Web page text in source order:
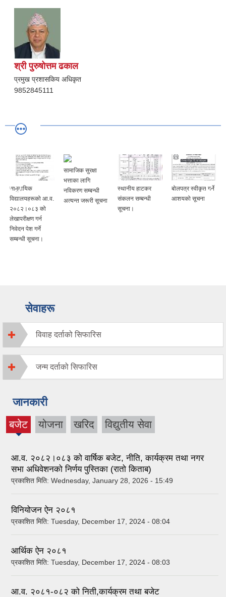
श्री पुरुषोत्तम ढकाल
प्रमुख प्रशासकिय अधिकृत
9852845111
सामुदायिक
विद्यालयहरूको आ.व.
२०८२।०८३ को
लेखापरीक्षण गर्न
निवेदन पेश गर्ने
सम्बन्धी सूचना।
सामाजिक सुरक्षा
भत्ताका लागि
नविकरण सम्बन्धी
अत्यन्त जरूरी सूचना
स्थानीय हाटकर
संकलन सम्बन्धी
सूचना।
बोलपत्र स्वीकृत गर्ने
आशयको सूचना
सेवाहरू
विवाह दर्ताको सिफारिस
जन्म दर्ताको सिफारिस
जानकारी
बजेट
(active
योजना खरिद विद्युतीय सेवा
आ.व. २०८२।०८३ को वार्षिक बजेट, नीति, कार्यक्रम तथा नगर
सभा अधिवेशनको निर्णय पुस्तिका (रातो किताब)
प्रकाशित मिति: Wednesday, January 28, 2026 - 15:49
विनियोजन ऐन २०८१
प्रकाशित मिति: Tuesday, December 17, 2024 - 08:04
आर्थिक ऐन २०८१
प्रकाशित मिति: Tuesday, December 17, 2024 - 08:03
आ.व. २०८१-०८२ को निती,कार्यक्रम तथा बजेट